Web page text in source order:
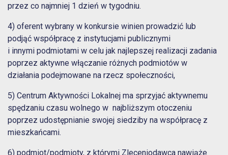
przez co najmniej 1 dzień w tygodniu.
4) oferent wybrany w konkursie winien prowadzić lub
podjąć współpracę z instytucjami publicznymi
i innymi podmiotami w celu jak najlepszej realizacji zadania
poprzez aktywne włączanie różnych podmiotów w
działania podejmowane na rzecz społeczności,
5) Centrum Aktywności Lokalnej ma sprzyjać aktywnemu
spędzaniu czasu wolnego w najbliższym otoczeniu
poprzez udostępnianie swojej siedziby na współpracę z
mieszkańcami.
6) podmiot/podmioty, z którymi Zleceniodawca nawiąże